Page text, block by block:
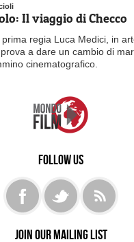
Il viaggio di Checco
prima regia Luca Medici, in
a dare un cambio di
cinematografico.
Follow us
Join our mailing list